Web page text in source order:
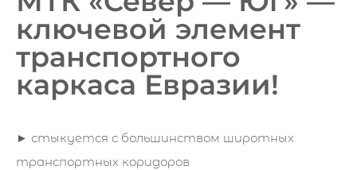
ключевой элемент
транспортного
каркаса Евразии!
► стыкуется с большинством широтных
транспортных коридоров